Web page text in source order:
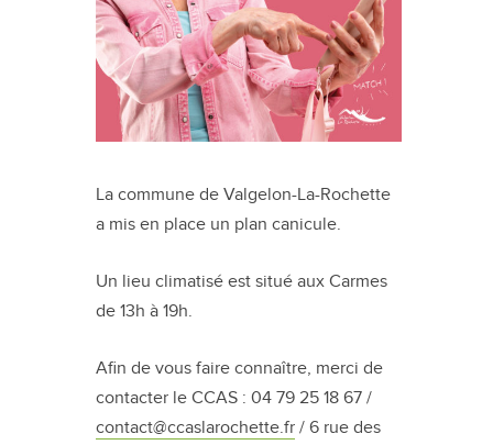
La commune de Valgelon-La-Rochette
a mis en place un plan canicule.
Un lieu climatisé est situé aux Carmes
de 13h à 19h.
Afin de vous faire connaître, merci de
contacter le CCAS : 04 79 25 18 67 /
contact@ccaslarochette.fr / 6 rue des